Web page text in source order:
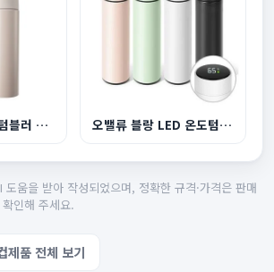
제로마크 소다팝텀블러 320ml 오밸류 블랑 LED 온도텀블러 500ml(녹차망)
움을 받아 작성되었으며, 정확한 규격·가격은 판매
인해 주세요.
제품 전체 보기